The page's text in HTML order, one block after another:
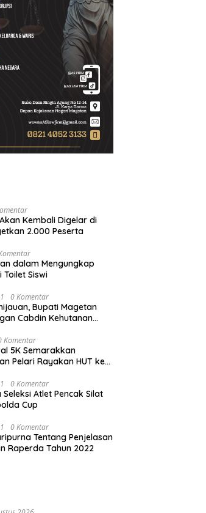
Desa
Apakah Debt Collector Bisa
Dipidana?
Kembali Digelar di
2.000 Peserta
dalam Mengungkap
Toilet Siswi
0 Komentar
Bupati Magetan
Cabdin Kehutanan
Komentar
5K Semarakkan
Pelari Rayakan HUT ke-
0 Komentar
Atlet Pencak Silat
Cup
0 Komentar
Tentang Penjelasan
Raperda Tahun 2022